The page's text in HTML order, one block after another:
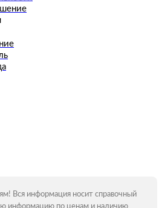
Вся информация носит справочный